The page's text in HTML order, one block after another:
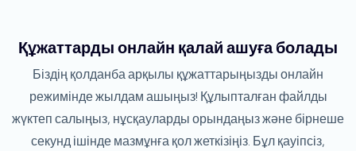
Құжаттарды онлайн қалай ашуға болады
Біздің қолданба арқылы құжаттарыңызды онлайн
режимінде жылдам ашыңыз! Құлыпталған файлды
жүктеп салыңыз, нұсқауларды орындаңыз және бірнеше
секунд ішінде мазмұнға қол жеткізіңіз. Бұл қауіпсіз,